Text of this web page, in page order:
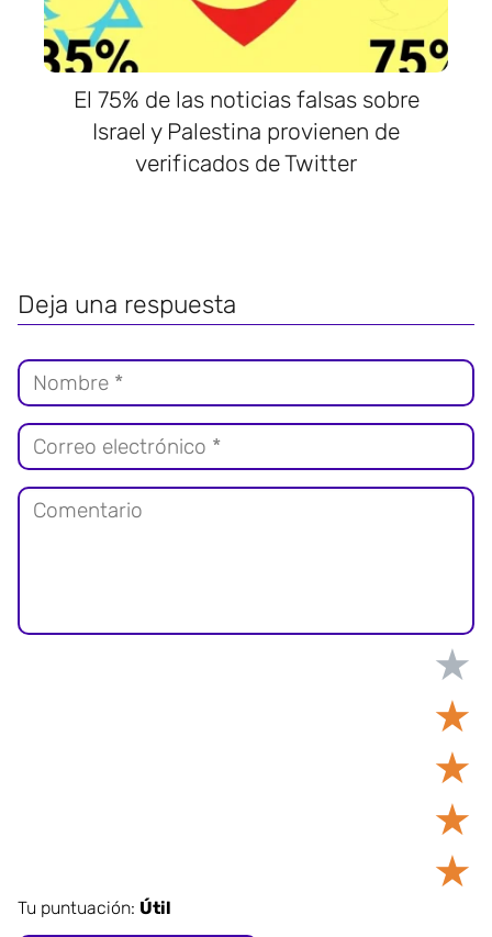
El 75% de las noticias falsas sobre
Israel y Palestina provienen de
verificados de Twitter
Deja una respuesta
★
★
★
★
★
Tu puntuación: Útil